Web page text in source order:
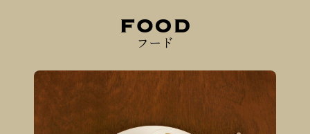
フード